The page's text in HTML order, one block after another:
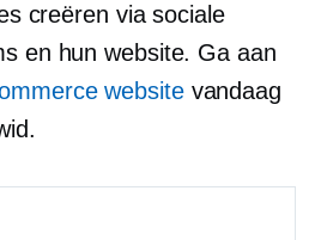
creëren via sociale
en hun website. Ga aan
websitevandaag